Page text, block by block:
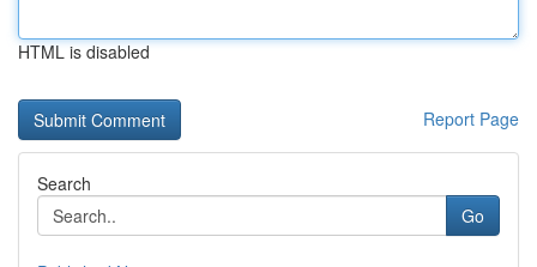
HTML is disabled
Report Page
Search
Go